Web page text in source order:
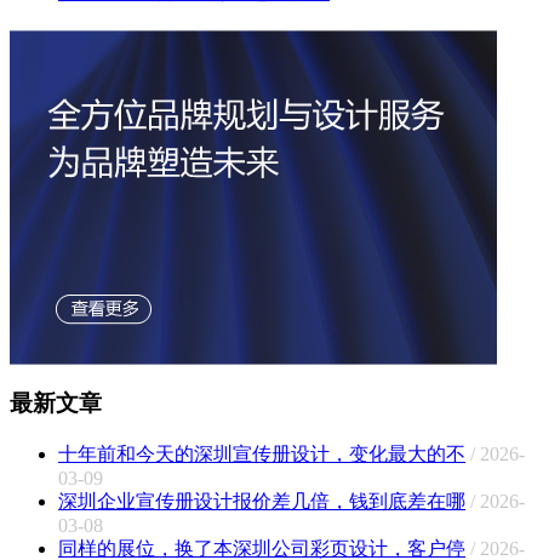
最新文章
十年前和今天的深圳宣传册设计，变化最大的不 / 2026-
03-09
深圳企业宣传册设计报价差几倍，钱到底差在哪 / 2026-
03-08
同样的展位，换了本深圳公司彩页设计，客户停 / 2026-